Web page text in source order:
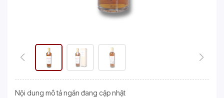
Nội dung mô tả ngắn đang cập nhật